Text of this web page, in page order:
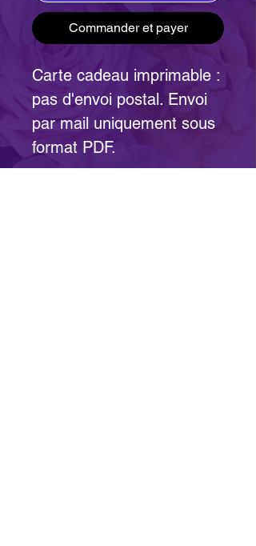
Commander et payer
Carte cadeau imprimable :
pas d'envoi postal. Envoi
par mail uniquement sous
format PDF.